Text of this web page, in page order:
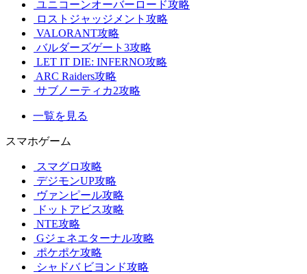
ユニコーンオーバーロード攻略
ロストジャッジメント攻略
VALORANT攻略
バルダーズゲート3攻略
LET IT DIE: INFERNO攻略
ARC Raiders攻略
サブノーティカ2攻略
一覧を見る
スマホゲーム
スマグロ攻略
デジモンUP攻略
ヴァンピール攻略
ドットアビス攻略
NTE攻略
Gジェネエターナル攻略
ポケポケ攻略
シャドバ ビヨンド攻略